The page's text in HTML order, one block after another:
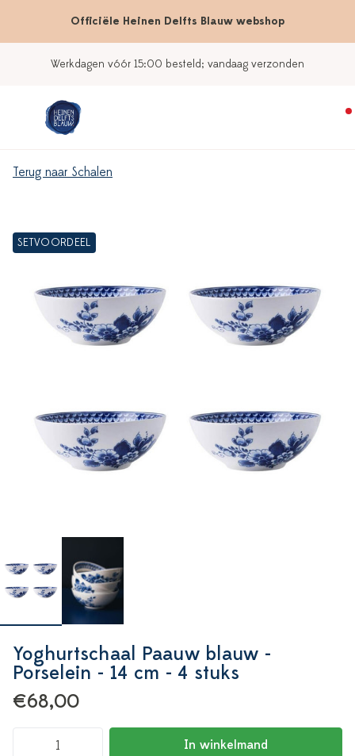
Officiële Heinen Delfts Blauw webshop
Werkdagen vóór 15:00 besteld; vandaag verzonden
Terug naar Schalen
SETVOORDEEL
Yoghurtschaal Paauw blauw -
Porselein - 14 cm - 4 stuks
€68,00
In winkelmand